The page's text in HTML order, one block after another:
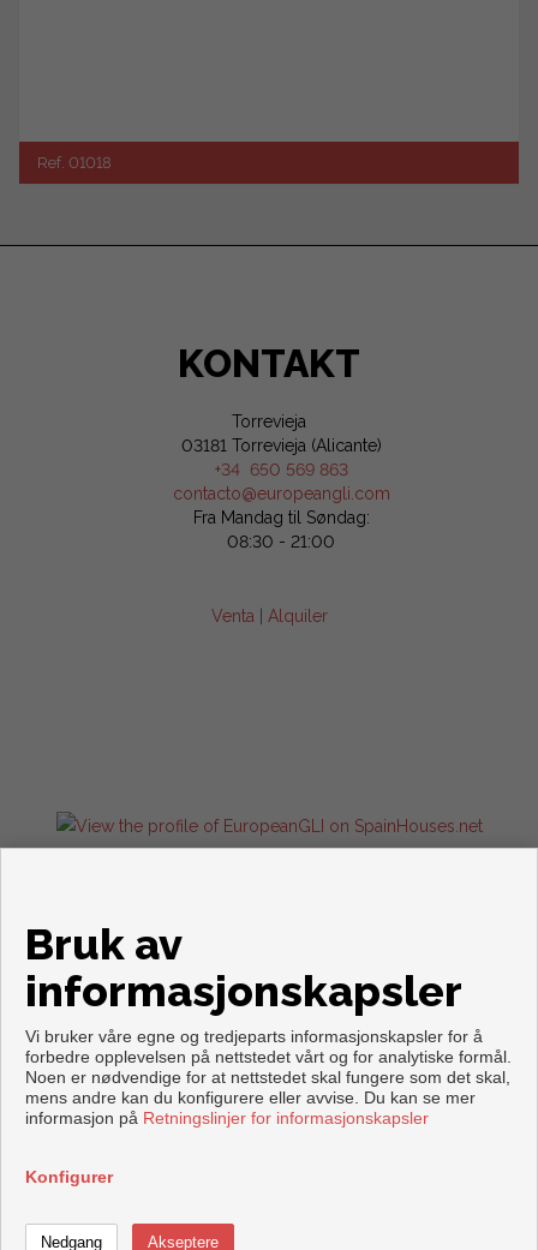
Ref. 01018
KONTAKT
Torrevieja
03181 Torrevieja (Alicante)
+34 650 569 863
contacto@europeangli.com
Fra Mandag til Søndag:
08:30 - 21:00
Venta Alquiler
Flats and houses for sale in Torrevieja
Copyright © 2026. Forbeholdt alle rettigheter.
Aviso legal|personvernpolicy|Cookies policy
Bruk av
informasjonskapsler
Vi bruker våre egne og tredjeparts informasjonskapsler for å
forbedre opplevelsen på nettstedet vårt og for analytiske formål.
Noen er nødvendige for at nettstedet skal fungere som det skal,
mens andre kan du konfigurere eller avvise. Du kan se mer
informasjon på Retningslinjer for informasjonskapsler
Konfigurer